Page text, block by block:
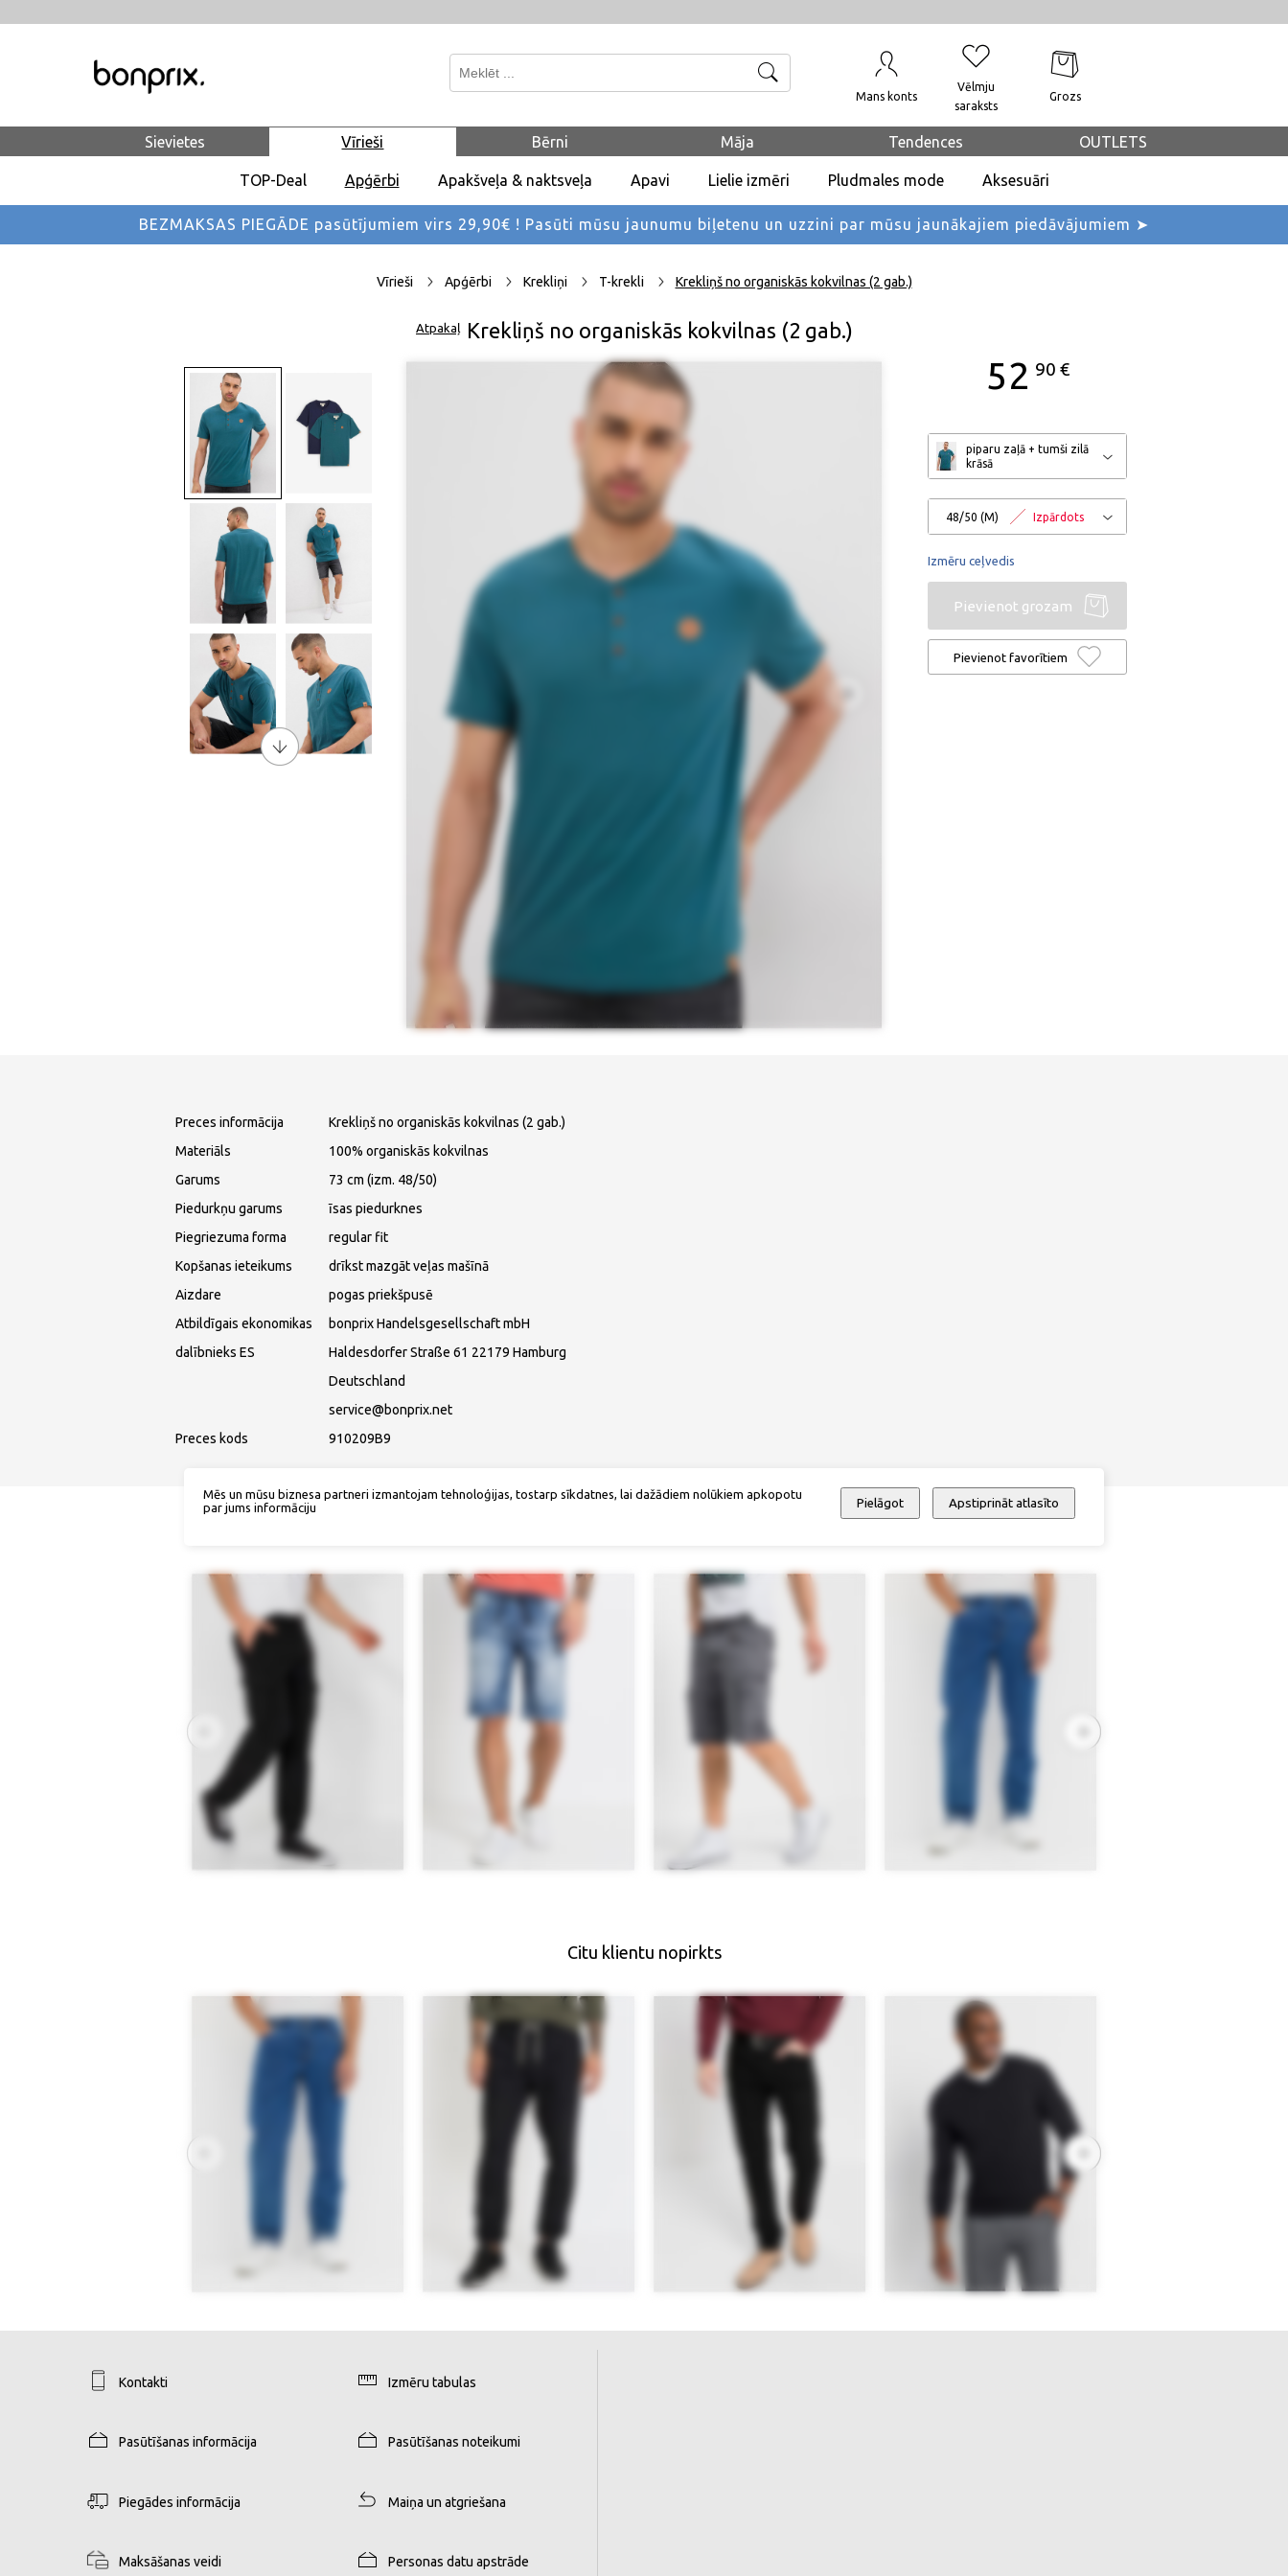
Meklēt
Mans konts
Vēlmju
saraksts
Grozs
Sievietes Vīrieši
TOP-Deal Apģērbi Apakšveļa & naktsveļa Apavi Lielie izmēri Pludmales mode Aksesuāri
Bērni Māja Tendences OUTLETS
BEZMAKSAS PIEGĀDE pasūtījumiem virs 29,90€ ! Pasūti mūsu jaunumu biļetenu un uzzini par mūsu jaunākajiem piedāvājumiem ➤
Vīrieši Apģērbi Krekliņi T-krekli Krekliņš no organiskās kokvilnas (2 gab.)
Atpakaļ Krekliņš no organiskās kokvilnas (2 gab.)
52 90 €
piparu zaļā + tumši zilā
krāsā
48/50 (M) Izpārdots
Izmēru ceļvedis
Pievienot grozam
Pievienot favorītiem
Preces informācija
Krekliņš no organiskās kokvilnas (2 gab.)
Materiāls
100% organiskās kokvilnas
Garums
73 cm (izm. 48/50)
Piedurkņu garums
īsas piedurknes
Piegriezuma forma
regular fit
Kopšanas ieteikums
drīkst mazgāt veļas mašīnā
Aizdare
pogas priekšpusē
Atbildīgais ekonomikas
dalībnieks ES
bonprix Handelsgesellschaft mbH
Haldesdorfer Straße 61 22179 Hamburg
Deutschland
service@bonprix.net
Preces kods
910209B9
Citu klientu nopirkts
Kontakti Izmēru tabulas
Pasūtīšanas informācija Pasūtīšanas noteikumi
Piegādes informācija Maiņa un atgriešana
Maksāšanas veidi Personas datu apstrāde
Mēs un mūsu biznesa partneri izmantojam tehnoloģijas, tostarp sīkdatnes, lai dažādiem nolūkiem apkopotu
par jums informāciju
Pielāgot Apstiprināt atlasīto